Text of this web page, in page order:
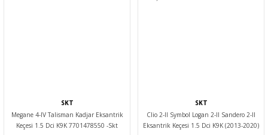
SKT
Megane 4-IV Talisman Kadjar Eksantrik
Keçesi 1.5 Dci K9K 7701478550 -Skt
SKT
Clio 2-II Symbol Logan 2-II Sandero 2-II
Eksantrik Keçesi 1.5 Dci K9K (2013-2020)